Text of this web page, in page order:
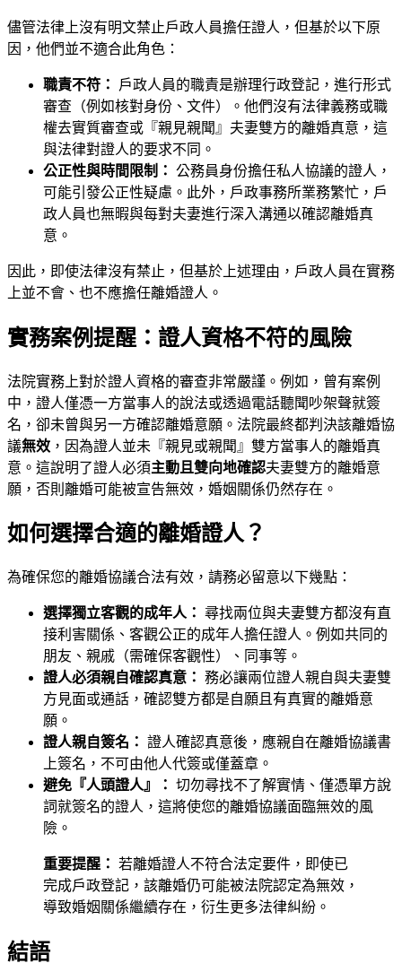
儘管法律上沒有明文禁止戶政人員擔任證人，但基於以下原
因，他們並不適合此角色：
職責不符：
戶政人員的職責是辦理行政登記，進行形式
審查（例如核對身份、文件）。他們沒有法律義務或職
權去實質審查或『親見親聞』夫妻雙方的離婚真意，這
與法律對證人的要求不同。
公正性與時間限制： 公務員身份擔任私人協議的證人，
可能引發公正性疑慮。此外，戶政事務所業務繁忙，戶
政人員也無暇與每對夫妻進行深入溝通以確認離婚真
意。
因此，即使法律沒有禁止，但基於上述理由，戶政人員在實務
上並不會、也不應擔任離婚證人。
實務案例提醒：證人資格不符的風險
法院實務上對於證人資格的審查非常嚴謹。例如，曾有案例
中，證人僅憑一方當事人的說法或透過電話聽聞吵架聲就簽
名，卻未曾與另一方確認離婚意願。法院最終都判決該離婚協
議無效 ，因為證人並未『親見或親聞』雙方當事人的離婚真
意。這說明了證人必須主動且雙向地確認夫妻雙方的離婚意
願，否則離婚可能被宣告無效，婚姻關係仍然存在。
如何選擇合適的離婚證人？
為確保您的離婚協議合法有效，請務必留意以下幾點：
選擇獨立客觀的成年人： 尋找兩位與夫妻雙方都沒有直
接利害關係、客觀公正的成年人擔任證人。例如共同的
朋友、親戚（需確保客觀性）、同事等。
證人必須親自確認真意： 務必讓兩位證人親自與夫妻雙
方見面或通話，確認雙方都是自願且有真實的離婚意
願。
證人親自簽名： 證人確認真意後，應親自在離婚協議書
上簽名，不可由他人代簽或僅蓋章。
避免『人頭證人』： 切勿尋找不了解實情、僅憑單方說
詞就簽名的證人，這將使您的離婚協議面臨無效的風
險。
重要提醒： 若離婚證人不符合法定要件，即使已
完成戶政登記，該離婚仍可能被法院認定為無效，
導致婚姻關係繼續存在，衍生更多法律糾紛。
結語